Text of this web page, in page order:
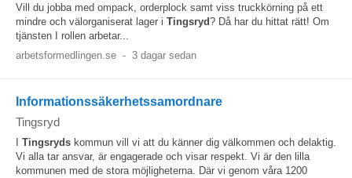
Vill du jobba med ompack, orderplock samt viss truckkörning på ett
mindre och välorganiserat lager i Tingsryd? Då har du hittat rätt! Om
tjänsten I rollen arbetar...
arbetsformedlingen.se - 3 dagar sedan
Informationssäkerhetssamordnare
Tingsryd
Tingsryds kommun vill vi att du känner dig välkommen och delaktig.
Vi alla tar ansvar, är engagerade och visar respekt. Vi är den lilla
kommunen med de stora möjligheterna. Där vi genom våra 1200